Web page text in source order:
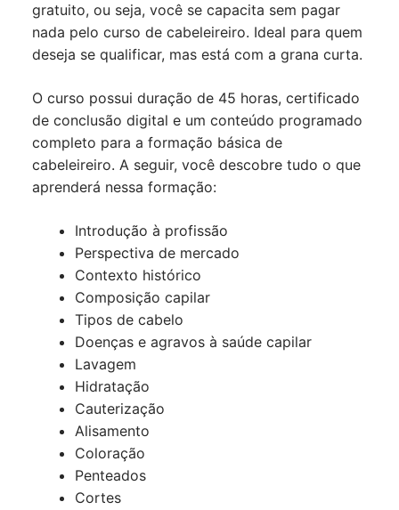
gratuito, ou seja, você se capacita sem pagar
nada pelo curso de cabeleireiro. Ideal para quem
deseja se qualificar, mas está com a grana curta.
O curso possui duração de 45 horas, certificado
de conclusão digital e um conteúdo programado
completo para a formação básica de
cabeleireiro. A seguir, você descobre tudo o que
aprenderá nessa formação:
Introdução à profissão
Perspectiva de mercado
Contexto histórico
Composição capilar
Tipos de cabelo
Doenças e agravos à saúde capilar
Lavagem
Hidratação
Cauterização
Alisamento
Coloração
Penteados
Cortes